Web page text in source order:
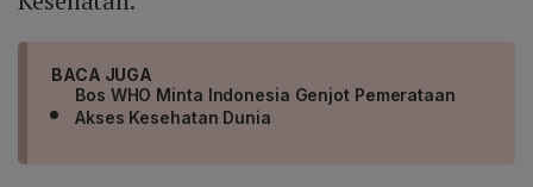
BACA JUGA
Bos WHO Minta Indonesia Genjot Pemerataan
Akses Kesehatan Dunia